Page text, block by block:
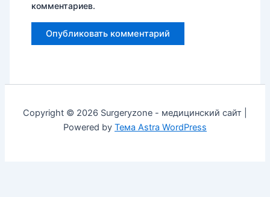
комментариев.
Copyright © 2026 Surgeryzone - медицинский сайт |
Powered by Тема Astra WordPress